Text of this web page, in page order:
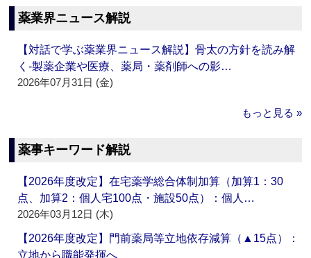
薬業界ニュース解説
【対話で学ぶ薬業界ニュース解説】骨太の方針を読み解
く‐製薬企業や医療、薬局・薬剤師への影…
2026年07月31日 (金)
もっと見る »
薬事キーワード解説
【2026年度改定】在宅薬学総合体制加算（加算1：30
点、加算2：個人宅100点・施設50点）：個人…
2026年03月12日 (木)
【2026年度改定】門前薬局等立地依存減算（▲15点）：
立地から職能発揮へ